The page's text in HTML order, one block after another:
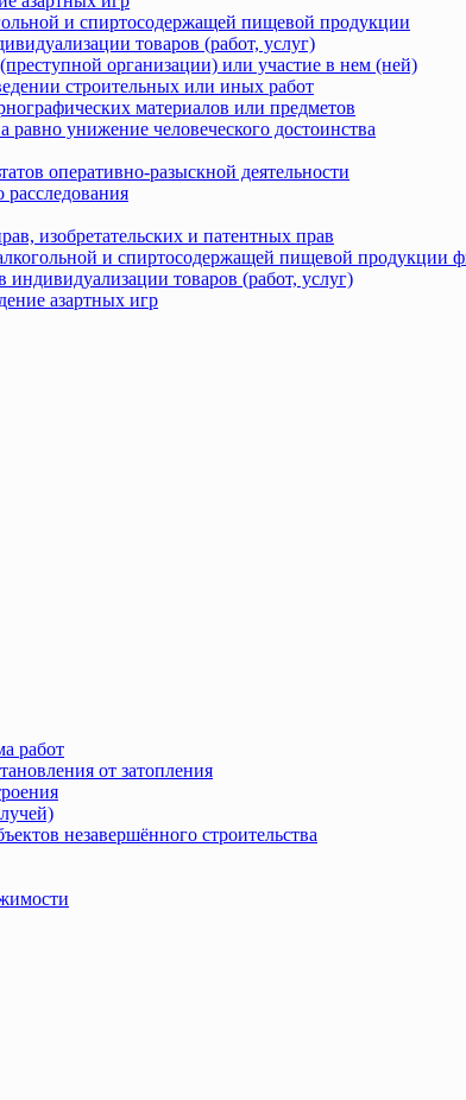
и спиртосодержащей пищевой продукции
товаров (работ, услуг)
организации) или участие в нем (ней)
строительных или иных работ
материалов или предметов
унижение человеческого достоинства
оперативно-разыскной деятельности
изобретательских и патентных прав
и спиртосодержащей пищевой продукции
товаров (работ, услуг)
азартных игр
работ
от затопления
незавершённого строительства